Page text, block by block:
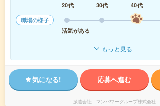
20代
30代 40代
職場の様子
活気がある
もっと見る
気になる! 応募へ進む
派遣会社 マンパワーグループ株式会社